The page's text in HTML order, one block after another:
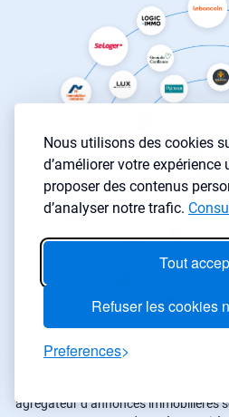
Nous utilisons des cookies
d’améliorer votre expérience
proposer des contenus
d’analyser notre trafic.
Tout
Refuser les cookies
Preferences
Une application pour l’investissement
agrégateur d’annonces immobilières